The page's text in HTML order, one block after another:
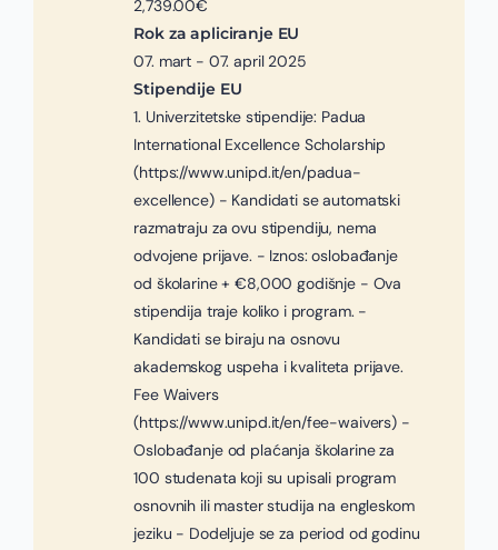
2,739.00€
Rok za apliciranje EU
07. mart - 07. april 2025
Stipendije EU
1. Univerzitetske stipendije: Padua
International Excellence Scholarship
(https://www.unipd.it/en/padua-
excellence) - Kandidati se automatski
razmatraju za ovu stipendiju, nema
odvojene prijave. - Iznos: oslobađanje
od školarine + €8,000 godišnje - Ova
stipendija traje koliko i program. -
Kandidati se biraju na osnovu
akademskog uspeha i kvaliteta prijave.
Fee Waivers
(https://www.unipd.it/en/fee-waivers) -
Oslobađanje od plaćanja školarine za
100 studenata koji su upisali program
osnovnih ili master studija na engleskom
jeziku - Dodeljuje se za period od godinu